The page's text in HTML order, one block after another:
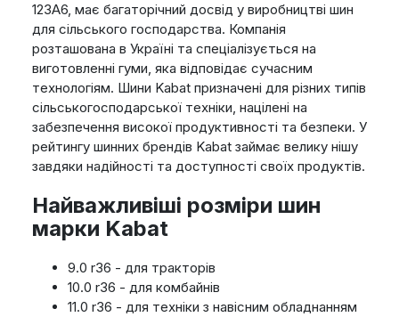
123A6, має багаторічний досвід у виробництві шин
для сільського господарства. Компанія
розташована в Україні та спеціалізується на
виготовленні гуми, яка відповідає сучасним
технологіям. Шини Kabat призначені для різних типів
сільськогосподарської техніки, націлені на
забезпечення високої продуктивності та безпеки. У
рейтингу шинних брендів Kabat займає велику нішу
завдяки надійності та доступності своїх продуктів.
Найважливіші розміри шин
марки Kabat
9.0 r36 - для тракторів
10.0 r36 - для комбайнів
11.0 r36 - для техніки з навісним обладнанням